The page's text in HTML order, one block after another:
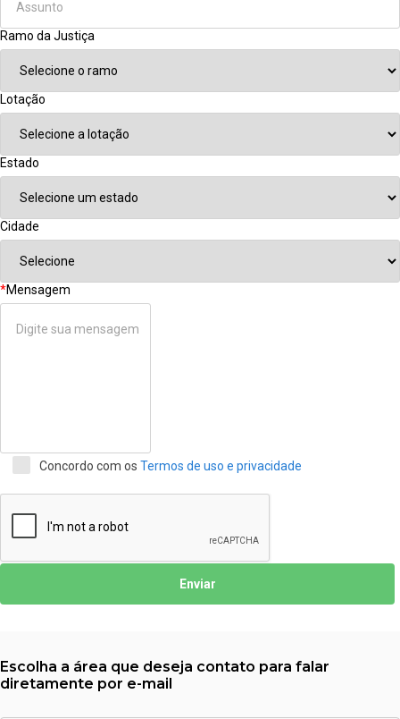
Ramo da Justiça
Lotação
Estado
Cidade
*Mensagem
Concordo com os Termos de uso e privacidade
Enviar
Escolha a área que deseja contato para falar
diretamente por e-mail